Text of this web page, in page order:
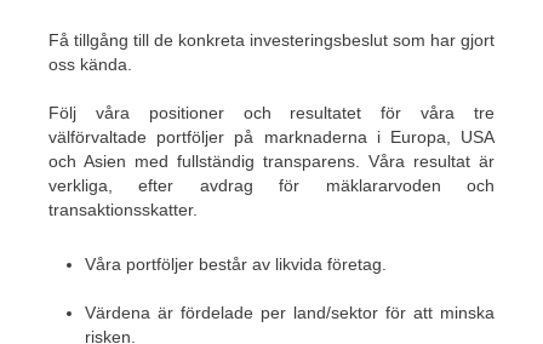
Få tillgång till de konkreta investeringsbeslut som har gjort
oss kända.
Följ våra positioner och resultatet för våra tre
välförvaltade portföljer på marknaderna i Europa, USA
och Asien med fullständig transparens. Våra resultat är
verkliga, efter avdrag för mäklararvoden och
transaktionsskatter.
Våra portföljer består av likvida företag.
Värdena är fördelade per land/sektor för att minska
risken.